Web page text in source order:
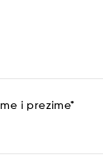
Ime i prezime*